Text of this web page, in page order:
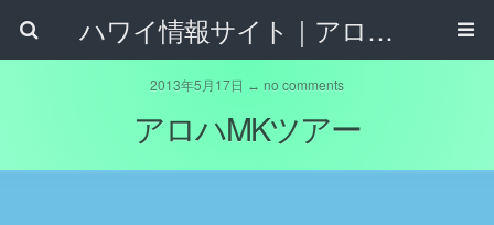
ハワイ情報サイト｜アロハタウンネット
2013年5月17日 ↔ no comments
アロハMKツアー